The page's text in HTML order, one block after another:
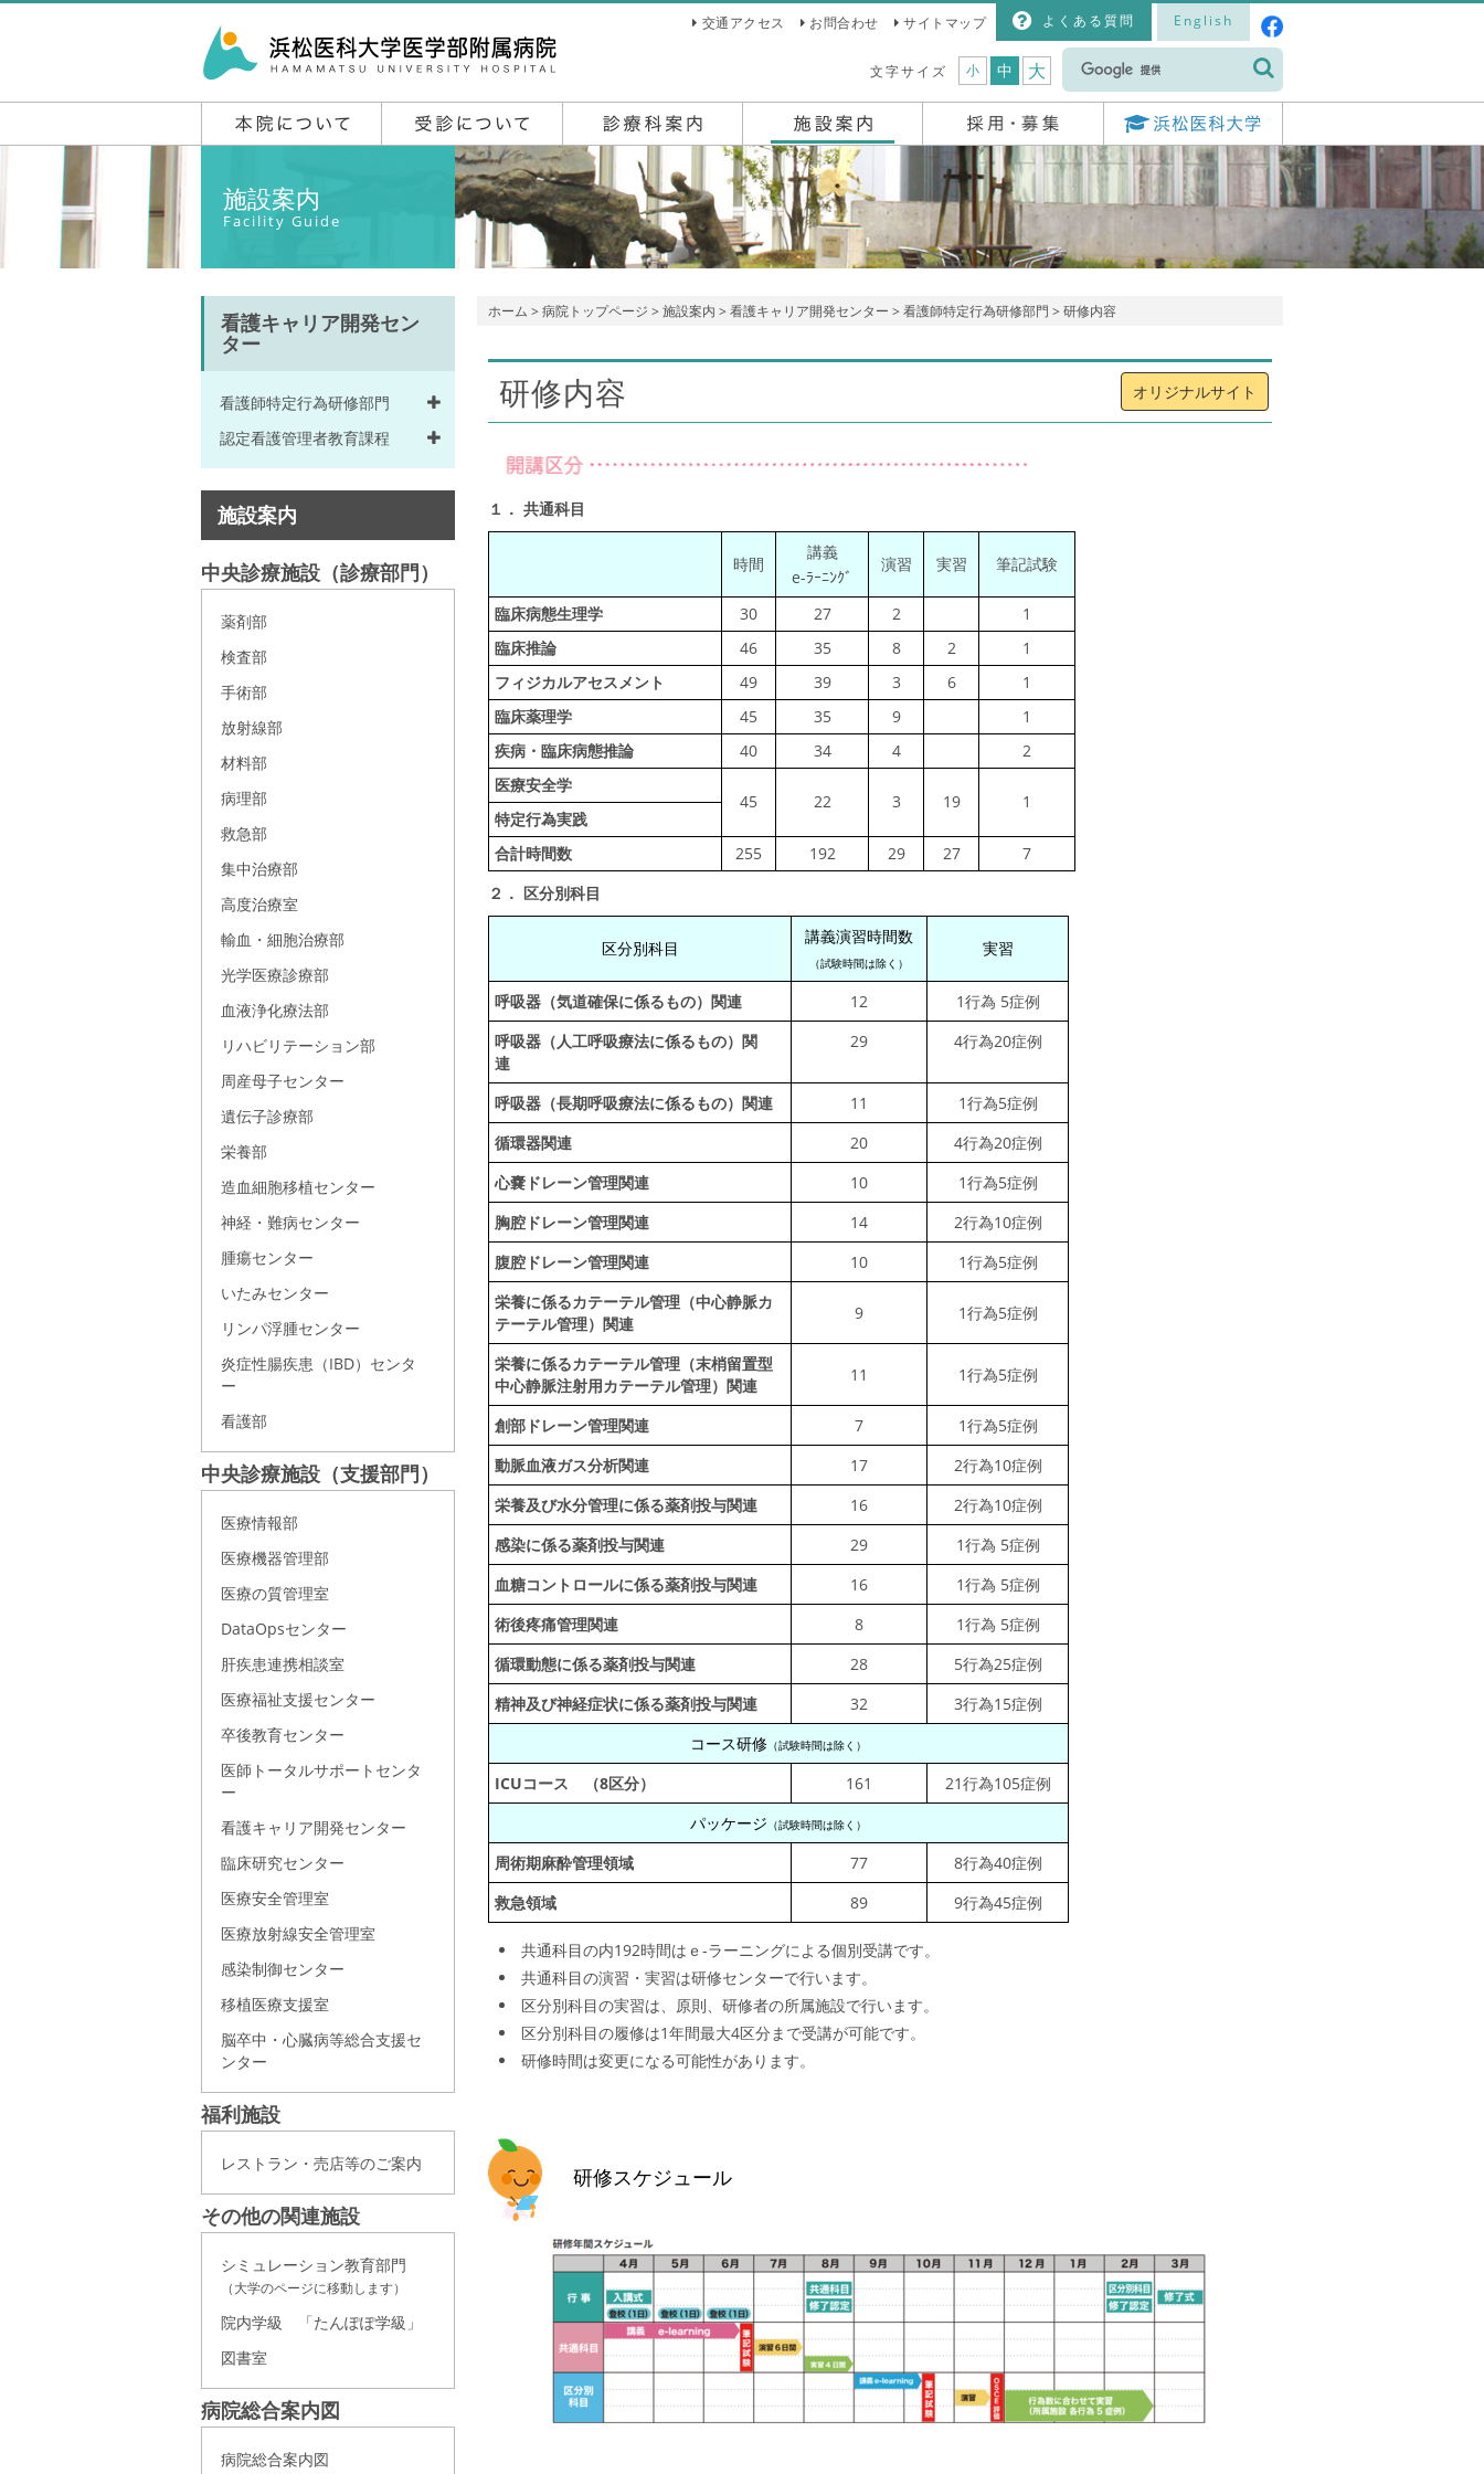
よくある質問 English
交通アクセス お問合わせ サイトマップ
文字サイズ 小 中 大
施設案内
Facility Guide
ホーム > 病院トップページ > 施設案内 > 看護キャリア開発センター > 看護師特定行為研修部門 > 研修内容
オリジナルサイト
研修内容
１． 共通科目
時間
講義
e-ﾗｰﾆﾝｸﾞ
演習 実習 筆記試験
臨床病態生理学 30 27 2
1
臨床推論
46 35 8 2
1
フィジカルアセスメント
49 39 3 6
1
臨床薬理学
45 35 9
1
疾病・臨床病態推論
40 34 4
2
医療安全学
45 22 3 19
1
特定行為実践
合計時間数
255 192 29 27
7
２． 区分別科目
区分別科目
講義演習時間数
（試験時間は除く）
実習
呼吸器（気道確保に係るもの）関連 12
1行為 5症例
呼吸器（人工呼吸療法に係るもの）関
連
29 4行為20症例
呼吸器（長期呼吸療法に係るもの）関連 11
1行為5症例
循環器関連
20
4行為20症例
心嚢ドレーン管理関連
10
1行為5症例
胸腔ドレーン管理関連
14
2行為10症例
腹腔ドレーン管理関連
10
1行為5症例
栄養に係るカテーテル管理（中心静脈カ
テーテル管理）関連
9 1行為5症例
栄養に係るカテーテル管理（末梢留置型
中心静脈注射用カテーテル管理）関連
11 1行為5症例
創部ドレーン管理関連 7
1行為5症例
動脈血液ガス分析関連
17
2行為10症例
栄養及び水分管理に係る薬剤投与関連
16
2行為10症例
感染に係る薬剤投与関連
29
1行為 5症例
血糖コントロールに係る薬剤投与関連
16
1行為 5症例
術後疼痛管理関連
8
1行為 5症例
循環動態に係る薬剤投与関連
28
5行為25症例
精神及び神経症状に係る薬剤投与関連
32
3行為15症例
コース研修 （試験時間は除く）
ICUコース （8区分） 161
21行為105症例
パッケージ （試験時間は除く）
周術期麻酔管理領域 77
8行為40症例
救急領域
89 9行為45症例
共通科目の内192時間はｅ-ラーニングによる個別受講です。
共通科目の演習・実習は研修センターで行います。
区分別科目の実習は、原則、研修者の所属施設で行います。
区分別科目の履修は1年間最大4区分まで受講が可能です。
研修時間は変更になる可能性があります。
研修スケジュール
看護キャリア開発セン
ター
看護師特定行為研修部門
認定看護管理者教育課程
施設案内
中央診療施設（診療部門）
薬剤部
検査部
手術部
放射線部
材料部
病理部
救急部
集中治療部
高度治療室
輸血・細胞治療部
光学医療診療部
血液浄化療法部
リハビリテーション部
周産母子センター
遺伝子診療部
栄養部
造血細胞移植センター
神経・難病センター
腫瘍センター
いたみセンター
リンパ浮腫センター
炎症性腸疾患（IBD）センタ
ー
看護部
中央診療施設（支援部門）
医療情報部
医療機器管理部
医療の質管理室
DataOpsセンター
肝疾患連携相談室
医療福祉支援センター
卒後教育センター
医師トータルサポートセンタ
ー
看護キャリア開発センター
臨床研究センター
医療安全管理室
医療放射線安全管理室
感染制御センター
移植医療支援室
脳卒中・心臓病等総合支援セ
ンター
福利施設
レストラン・売店等のご案内
その他の関連施設
シミュレーション教育部門
（大学のページに移動します）
院内学級 「たんぽぽ学級」
図書室
病院総合案内図
病院総合案内図